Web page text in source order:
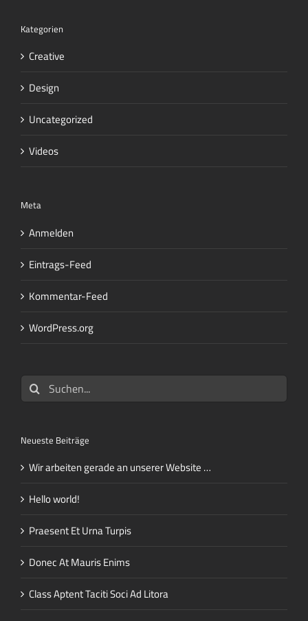
Kategorien
Creative
Design
Uncategorized
Videos
Meta
Anmelden
Eintrags-Feed
Kommentar-Feed
WordPress.org
Suche
nach:
Neueste Beiträge
Wir arbeiten gerade an unserer Website …
Hello world!
Praesent Et Urna Turpis
Donec At Mauris Enims
Class Aptent Taciti Soci Ad Litora